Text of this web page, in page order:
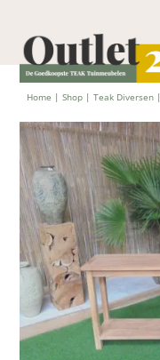
Home | Shop| Teak Diversen|